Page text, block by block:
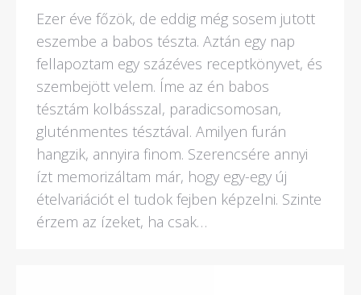
Ezer éve főzök, de eddig még sosem jutott
eszembe a babos tészta. Aztán egy nap
fellapoztam egy százéves receptkönyvet, és
szembejött velem. Íme az én babos
tésztám kolbásszal, paradicsomosan,
gluténmentes tésztával. Amilyen furán
hangzik, annyira finom. Szerencsére annyi
ízt memorizáltam már, hogy egy-egy új
ételvariációt el tudok fejben képzelni. Szinte
érzem az ízeket, ha csak…